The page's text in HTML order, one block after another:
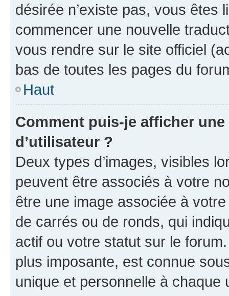
désirée n’existe pas, vous êtes
commencer une nouvelle
vous rendre sur le site officiel
bas de toutes les pages du
Haut
Comment puis-je afficher
d’utilisateur ?
Deux types d’images, visibles
peuvent être associés à votre
être une image associée à
de carrés ou de ronds, qui
actif ou votre statut sur le
plus imposante, est connue
unique et personnelle à chaque